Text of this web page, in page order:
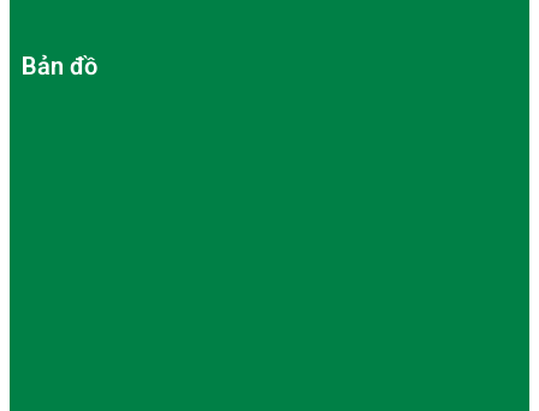
Bản đồ